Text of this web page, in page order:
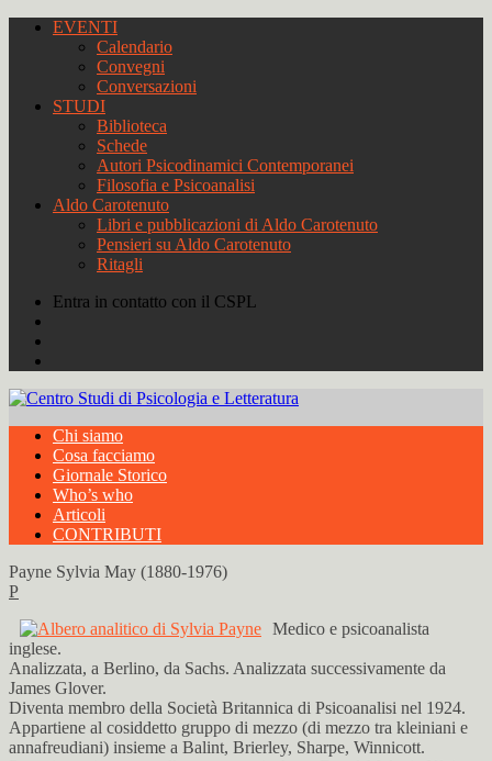
EVENTI
Calendario
Convegni
Conversazioni
STUDI
Biblioteca
Schede
Autori Psicodinamici Contemporanei
Filosofia e Psicoanalisi
Aldo Carotenuto
Libri e pubblicazioni di Aldo Carotenuto
Pensieri su Aldo Carotenuto
Ritagli
Entra in contatto con il CSPL
Chi siamo
Cosa facciamo
Giornale Storico
Who’s who
Articoli
CONTRIBUTI
Payne Sylvia May (1880-1976)
P
Medico e psicoanalista
inglese.
Analizzata, a Berlino, da Sachs. Analizzata successivamente da
James Glover.
Diventa membro della Società Britannica di Psicoanalisi nel 1924.
Appartiene al cosiddetto gruppo di mezzo (di mezzo tra kleiniani e
annafreudiani) insieme a Balint, Brierley, Sharpe, Winnicott.